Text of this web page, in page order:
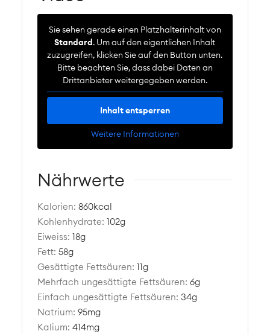
Sie sehen gerade einen Platzhalterinhalt von
Standard . Um auf den eigentlichen Inhalt
zuzugreifen, klicken Sie auf den Button unten.
Bitte beachten Sie, dass dabei Daten an
Drittanbieter weitergegeben werden.
Inhalt entsperren
Weitere Informationen
Nährwerte
Kalorien:860kcal
Kohlenhydrate:102g
Eiweiss:18g
Fett:58g
Gesättigte Fettsäuren:11g
Mehrfach ungesättigte Fettsäuren:6g
Einfach ungesättigte Fettsäuren:34g
Natrium:95mg
Kalium:414mg